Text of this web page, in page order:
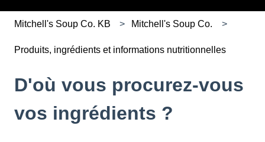
Mitchell's Soup Co. KB Mitchell's Soup Co.
Produits, ingrédients et informations nutritionnelles
D'où vous procurez-vous
vos ingrédients ?